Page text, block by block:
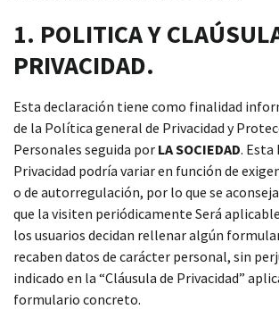
1. POLITICA Y
PRIVACIDAD.
Esta declaración tiene como finalidad
de la Política general de Privacidad y
Personales seguida por LA SOCIEDAD. Esta
Privacidad podría variar en función de
o de autorregulación, por lo que se
que la visiten periódicamente Será
los usuarios decidan rellenar algún
recaben datos de carácter personal, sin
indicado en la “Cláusula de Privacidad”
formulario concreto.